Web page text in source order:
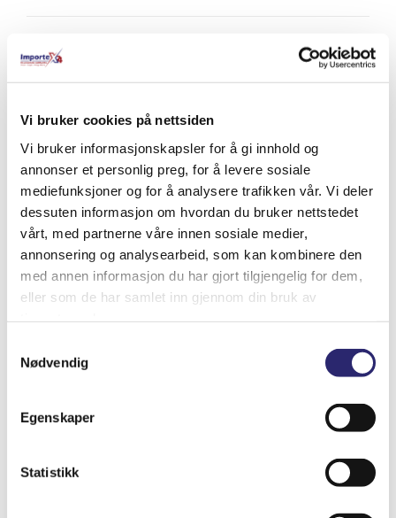
Vi bruker cookies på nettsiden
Vi bruker informasjonskapsler for å gi innhold og
annonser et personlig preg, for å levere sosiale
mediefunksjoner og for å analysere trafikken vår. Vi deler
dessuten informasjon om hvordan du bruker nettstedet
vårt, med partnerne våre innen sosiale medier,
annonsering og analysearbeid, som kan kombinere den
med annen informasjon du har gjort tilgjengelig for dem,
eller som de har samlet inn gjennom din bruk av
Nødvendig
Egenskaper
Statistikk
Relaterte produkter
STARTER 9T 0.8KW
Legg i handlekurv
Detaljer